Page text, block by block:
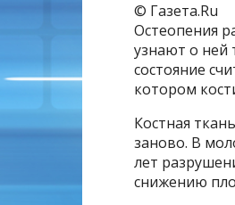
© Газета.Ru
Остеопения
узнают о ней
состояние
котором
Костная
заново. В
лет
снижению